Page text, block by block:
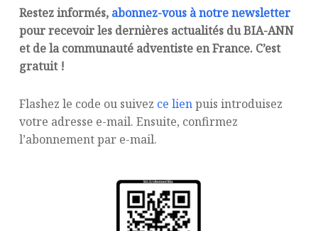
Restez informés, abonnez-vous à notre newsletter
pour recevoir les dernières actualités du BIA-ANN
et de la communauté adventiste en France. C’est
gratuit !
Flashez le code ou suivez ce lienpuis introduisez
votre adresse e-mail. Ensuite, confirmez
l’abonnement par e-mail.